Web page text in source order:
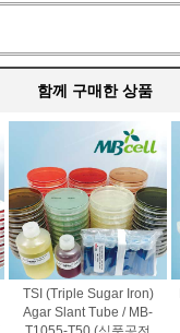
함께 구매한 상품
TSI (Triple Sugar Iron)
Agar Slant Tube / MB-